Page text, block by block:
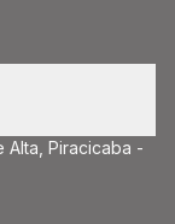
Alta, Piracicaba -